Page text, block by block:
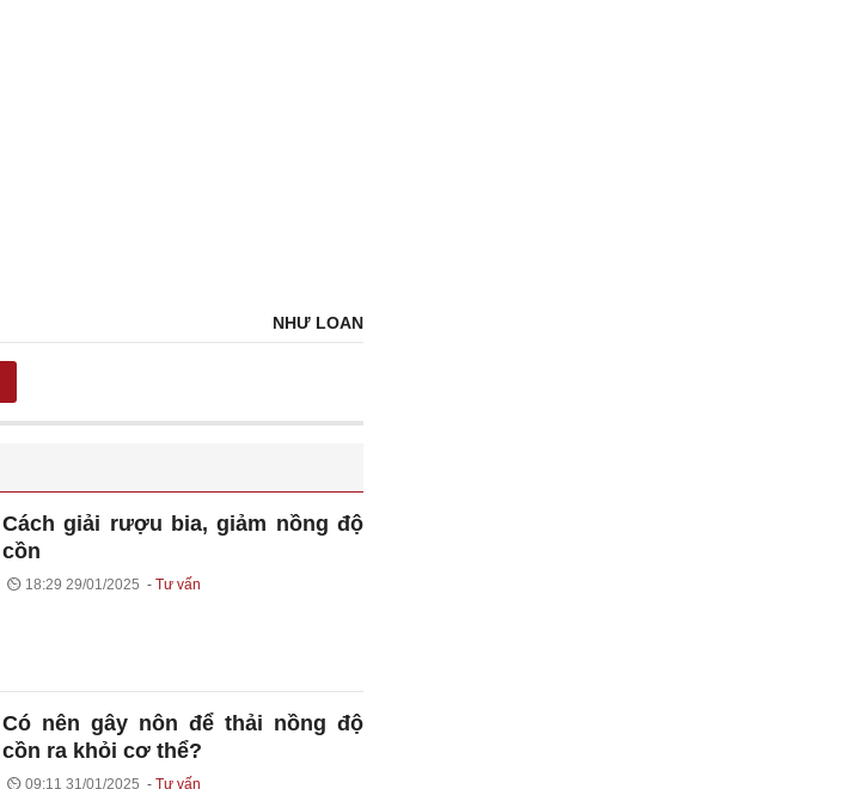
NHƯ LOAN
Cách giải rượu bia, giảm nồng độ
cồn
18:29 29/01/2025 Tư vấn
Có nên gây nôn để thải nồng độ
cồn ra khỏi cơ thể?
09:11 31/01/2025 Tư vấn